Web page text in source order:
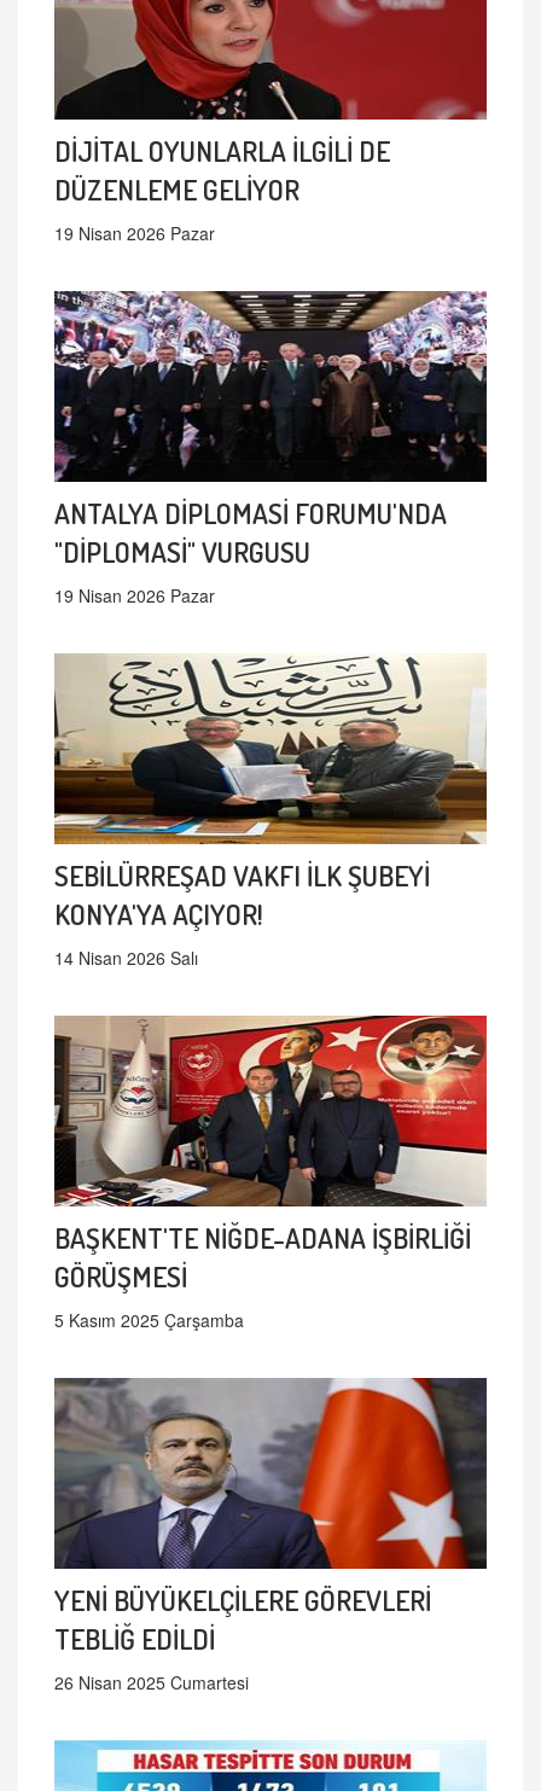
DİJİTAL OYUNLARLA İLGİLİ DE
DÜZENLEME GELİYOR
19 Nisan 2026 Pazar
ANTALYA DİPLOMASİ FORUMU'NDA
"DİPLOMASİ" VURGUSU
19 Nisan 2026 Pazar
SEBİLÜRREŞAD VAKFI İLK ŞUBEYİ
KONYA'YA AÇIYOR!
14 Nisan 2026 Salı
BAŞKENT'TE NİĞDE-ADANA İŞBİRLİĞİ
GÖRÜŞMESİ
5 Kasım 2025 Çarşamba
YENİ BÜYÜKELÇİLERE GÖREVLERİ
TEBLİĞ EDİLDİ
26 Nisan 2025 Cumartesi